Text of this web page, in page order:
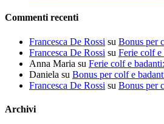
Commenti recenti
Francesca De Rossi su Bonus per
Francesca De Rossi su Ferie colf e
Anna Maria su Ferie colf e
Daniela su Bonus per colf e
Francesca De Rossi su Bonus per
Archivi